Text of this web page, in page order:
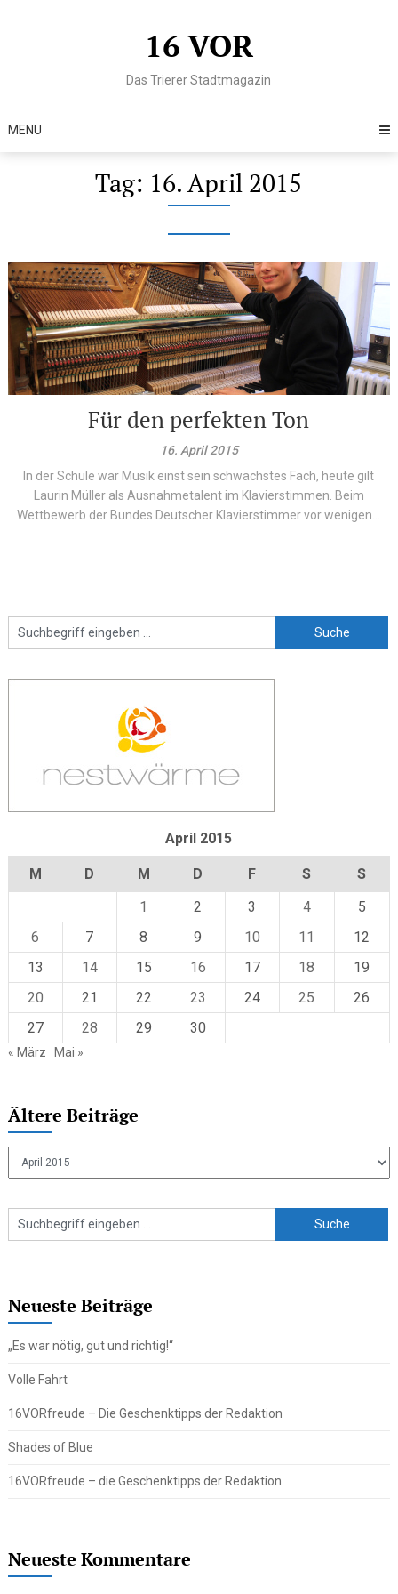
16 VOR
Das Trierer Stadtmagazin
MENU
Tag: 16. April 2015
Für den perfekten Ton
16. April 2015
In der Schule war Musik einst sein schwächstes Fach, heute gilt
Laurin Müller als Ausnahmetalent im Klavierstimmen. Beim
Wettbewerb der Bundes Deutscher Klavierstimmer vor wenigen...
April 2015
M D M D F S
S
1
2 3 4
5
6
7 8 9 10 11
12
13
14 15 16 17 18
19
20
21 22 23 24 25
26
27
28 29 30
« März Mai »
Ältere Beiträge
Ältere
Beiträge
Neueste Beiträge
„Es war nötig, gut und richtig!“
Volle Fahrt
16VORfreude – Die Geschenktipps der Redaktion
Shades of Blue
16VORfreude – die Geschenktipps der Redaktion
Neueste Kommentare